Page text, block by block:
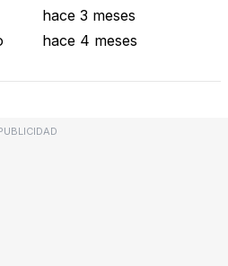
hace 3 meses
hace 4 meses